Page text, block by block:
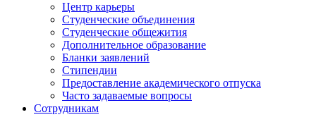
Центр карьеры
Студенческие объединения
Студенческие общежития
Дополнительное образование
Бланки заявлений
Стипендии
Предоставление академического отпуска
Часто задаваемые вопросы
Сотрудникам